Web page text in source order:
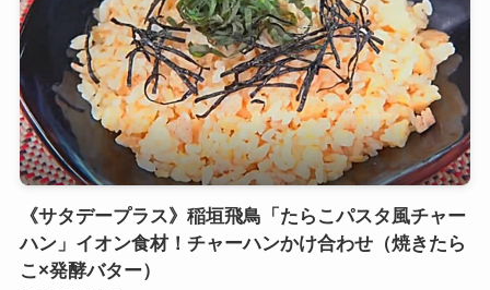
《サタデープラス》稲垣飛鳥「たらこパスタ風チャー
ハン」イオン食材！チャーハンかけ合わせ（焼きたら
こ×発酵バター）